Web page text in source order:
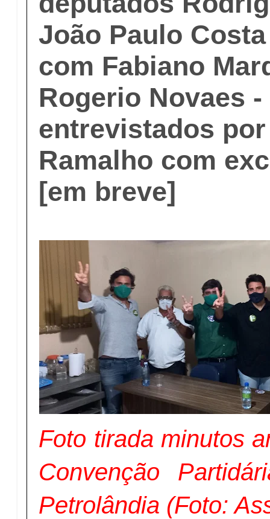
João Paulo
com Fabiano
Rogerio Novaes -
entrevistados
Ramalho com
[em breve]
Foto tirada minutos
Convenção
Petrolândia (Foto: